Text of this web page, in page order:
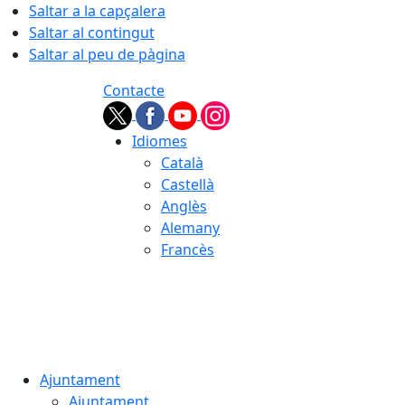
Saltar a la capçalera
Saltar al contingut
Saltar al peu de pàgina
Contacte
Idiomes
Català
Castellà
Anglès
Alemany
Francès
Ajuntament